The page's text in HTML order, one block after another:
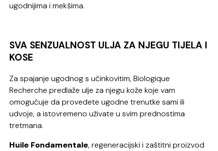
ugodnijima i mekšima.
SVA SENZUALNOST ULJA ZA NJEGU TIJELA I
KOSE
Za spajanje ugodnog s učinkovitim, Biologique
Recherche predlaže ulje za njegu kože koje vam
omogućuje da provedete ugodne trenutke sami ili
udvoje, a istovremeno uživate u svim prednostima
tretmana.
Huile Fondamentale, regeneracijski i zaštitni proizvod